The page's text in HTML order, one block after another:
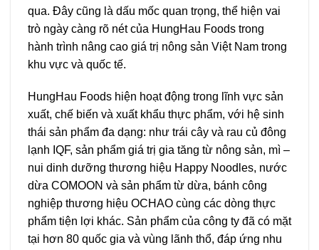
qua. Đây cũng là dấu mốc quan trọng, thể hiện vai
trò ngày càng rõ nét của HungHau Foods trong
hành trình nâng cao giá trị nông sản Việt Nam trong
khu vực và quốc tế.
HungHau Foods hiện hoạt động trong lĩnh vực sản
xuất, chế biến và xuất khẩu thực phẩm, với hệ sinh
thái sản phẩm đa dạng: như trái cây và rau củ đông
lạnh IQF, sản phẩm giá trị gia tăng từ nông sản, mì –
nui dinh dưỡng thương hiệu Happy Noodles, nước
dừa COMOON và sản phẩm từ dừa, bánh công
nghiệp thương hiệu OCHAO cùng các dòng thực
phẩm tiện lợi khác. Sản phẩm của công ty đã có mặt
tại hơn 80 quốc gia và vùng lãnh thổ, đáp ứng nhu